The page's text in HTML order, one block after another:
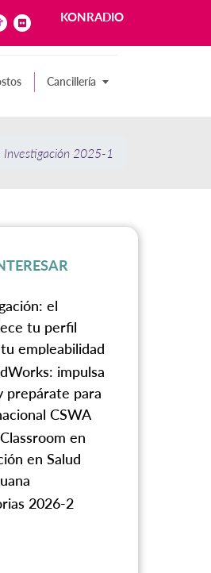
KONRADIO
Cancillería
Investigación 2025-1
el
tu perfil
empleabilidad
impulsa
prepárate para
CSWA
en
en Salud
2026-2